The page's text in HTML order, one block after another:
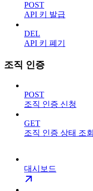
POST
API 키 발급
DEL
API 키 폐기
조직 인증
POST
조직 인증 신청
GET
조직 인증 상태 조회
대시보드